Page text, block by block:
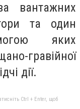
вантажних
та один
яких
гравійної
дії.
Ctrl + Enter, щоб